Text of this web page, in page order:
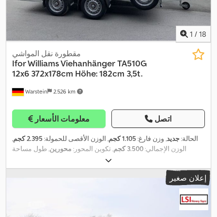
1 / 18
Warstein 2.526 km
مقطورة نقل المواشي
Ifor Williams ViehanhängerTA510G
12x6 372x178cm Höhe: 182cm 3,5t.
معلومات الأسعار اتصل
الحالة:جديد, وزن فارغ: 1.105 كجم , الوزن الأقصى للحمولة: 2.395 كجم
,
الوزن الإجمالي:3.500 كجم , تكوين المحور: محورين, طول مساحة
, عرض مساحة التحميل:
التحميل:1.820 مم , تعليق:ورقة نابضية شبه مكافِئة (ياي), مقاس الإطار:
, فرامل المقطورة:
إعلان صغير